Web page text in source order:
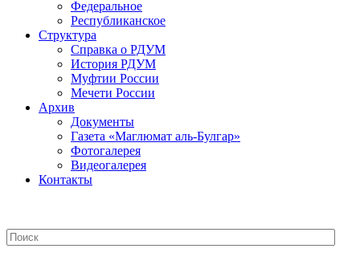
Федеральное
Республиканское
Структура
Справка о РДУМ
История РДУМ
Муфтии России
Мечети России
Архив
Документы
Газета «Маглюмат аль-Булгар»
Фотогалерея
Видеогалерея
Контакты